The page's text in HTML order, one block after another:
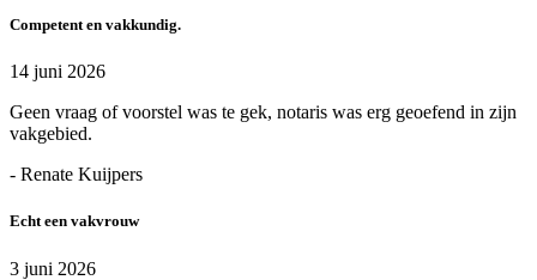
Competent en vakkundig.
14 juni 2026
Geen vraag of voorstel was te gek, notaris was erg geoefend in zijn
vakgebied.
- Renate Kuijpers
Echt een vakvrouw
3 juni 2026